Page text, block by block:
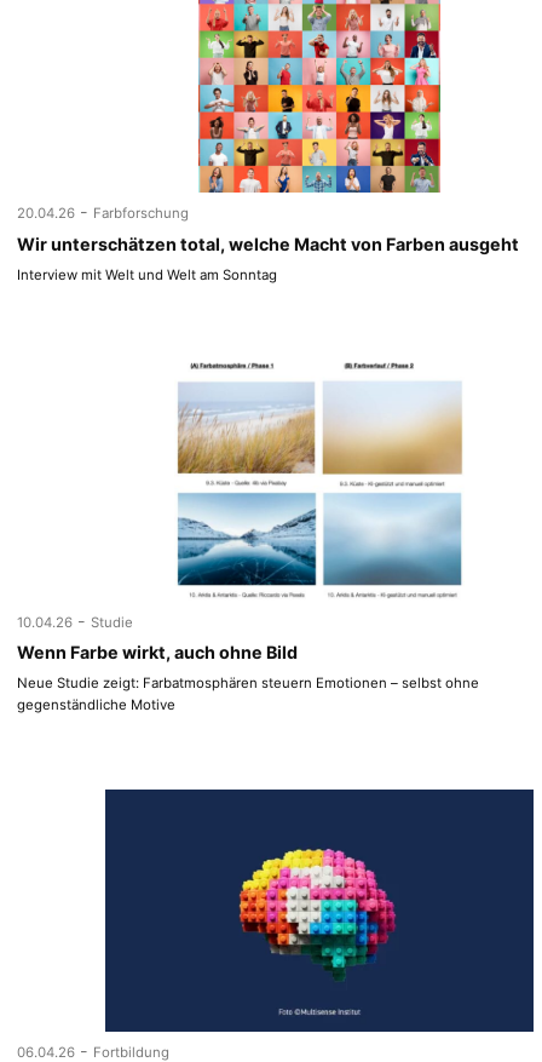
20.04.26 - Farbforschung
Wir unterschätzen total, welche Macht von Farben ausgeht
Interview mit Welt und Welt am Sonntag
10.04.26 - Studie
Wenn Farbe wirkt, auch ohne Bild
Neue Studie zeigt: Farbatmosphären steuern Emotionen – selbst ohne
gegenständliche Motive
06.04.26 - Fortbildung